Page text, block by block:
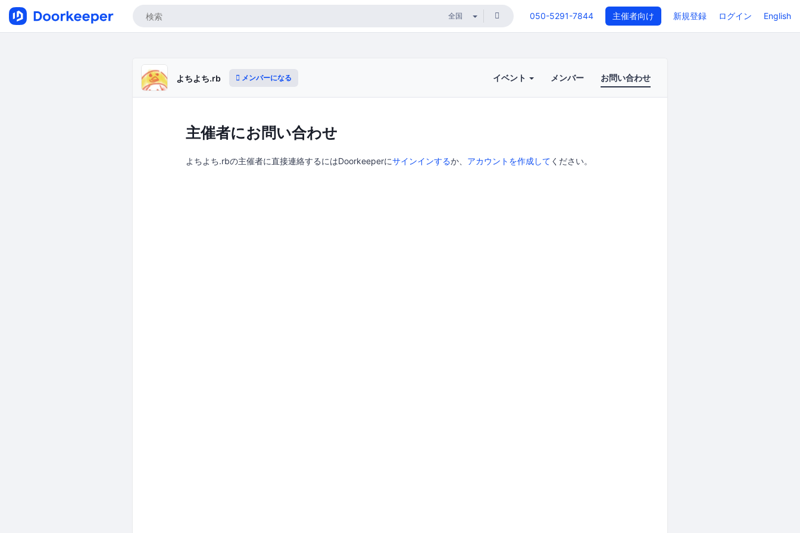
050-5291-7844 主催者向け 新規登録 ログイン English
よちよち.rb メンバーになる イベント メンバー お問い合わせ
主催者にお問い合わせ
よちよち.rbの主催者に直接連絡するにはDoorkeeperにサインインするか、 アカウントを作成して ください。